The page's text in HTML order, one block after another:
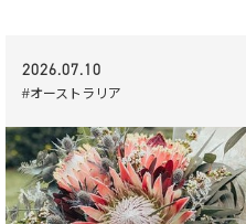
2026.07.10
#オーストラリア